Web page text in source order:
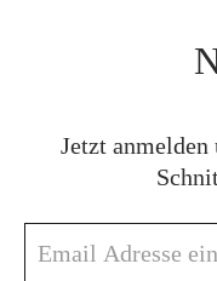
Jetzt anmelden